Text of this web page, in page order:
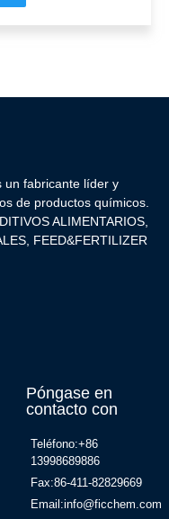
un fabricante líder y
de productos químicos.
ALIMENTARIOS,
FEED&FERTILIZER
Póngase en
contacto con
Teléfono:+86
13998689886
Fax:86-411-82829669
Email:info@ficchem.com